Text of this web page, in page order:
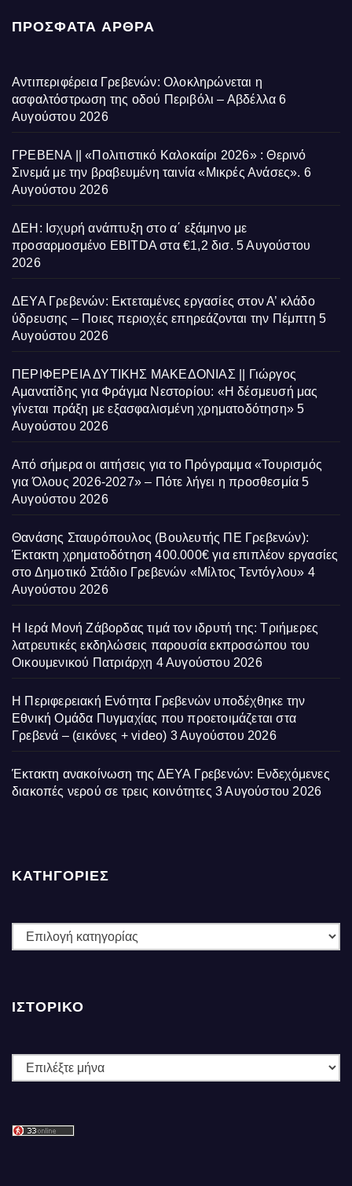
ΠΡΌΣΦΑΤΑ ΆΡΘΡΑ
Αντιπεριφέρεια Γρεβενών: Ολοκληρώνεται η
ασφαλτόστρωση της οδού Περιβόλι – Αβδέλλα 6
Αυγούστου 2026
ΓΡΕΒΕΝΑ || «Πολιτιστικό Καλοκαίρι 2026» : Θερινό
Σινεμά με την βραβευμένη ταινία «Μικρές Ανάσες». 6
Αυγούστου 2026
ΔΕΗ: Ισχυρή ανάπτυξη στο α΄ εξάμηνο με
προσαρμοσμένο EBITDA στα €1,2 δισ. 5 Αυγούστου
2026
ΔΕΥΑ Γρεβενών: Εκτεταμένες εργασίες στον Α’ κλάδο
ύδρευσης – Ποιες περιοχές επηρεάζονται την Πέμπτη 5
Αυγούστου 2026
ΠΕΡΙΦΕΡΕΙΑ ΔΥΤΙΚΗΣ ΜΑΚΕΔΟΝΙΑΣ || Γιώργος
Αμανατίδης για Φράγμα Νεστορίου: «Η δέσμευσή μας
γίνεται πράξη με εξασφαλισμένη χρηματοδότηση» 5
Αυγούστου 2026
Από σήμερα οι αιτήσεις για το Πρόγραμμα «Τουρισμός
για Όλους 2026-2027» – Πότε λήγει η προσθεσμία 5
Αυγούστου 2026
Θανάσης Σταυρόπουλος (Βουλευτής ΠΕ Γρεβενών):
Έκτακτη χρηματοδότηση 400.000€ για επιπλέον εργασίες
στο Δημοτικό Στάδιο Γρεβενών «Μίλτος Τεντόγλου» 4
Αυγούστου 2026
Η Ιερά Μονή Ζάβορδας τιμά τον ιδρυτή της: Τριήμερες
λατρευτικές εκδηλώσεις παρουσία εκπροσώπου του
Οικουμενικού Πατριάρχη 4 Αυγούστου 2026
Η Περιφερειακή Ενότητα Γρεβενών υποδέχθηκε την
Εθνική Ομάδα Πυγμαχίας που προετοιμάζεται στα
Γρεβενά – (εικόνες + video) 3 Αυγούστου 2026
Έκτακτη ανακοίνωση της ΔΕΥΑ Γρεβενών: Ενδεχόμενες
διακοπές νερού σε τρεις κοινότητες 3 Αυγούστου 2026
ΚΑΤΗΓΟΡΙΕΣ
ΚΑΤΗΓΟΡΙΕΣ
ΙΣΤΟΡΙΚΌ
Ιστορικό